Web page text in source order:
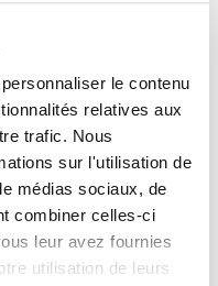
le contenu
relatives aux
trafic. Nous
sur l'utilisation de
médias sociaux, de
combiner celles-ci
leur avez fournies
utilisation de leurs
(conçue par le studio de
classique du mobilier
par son esthétique